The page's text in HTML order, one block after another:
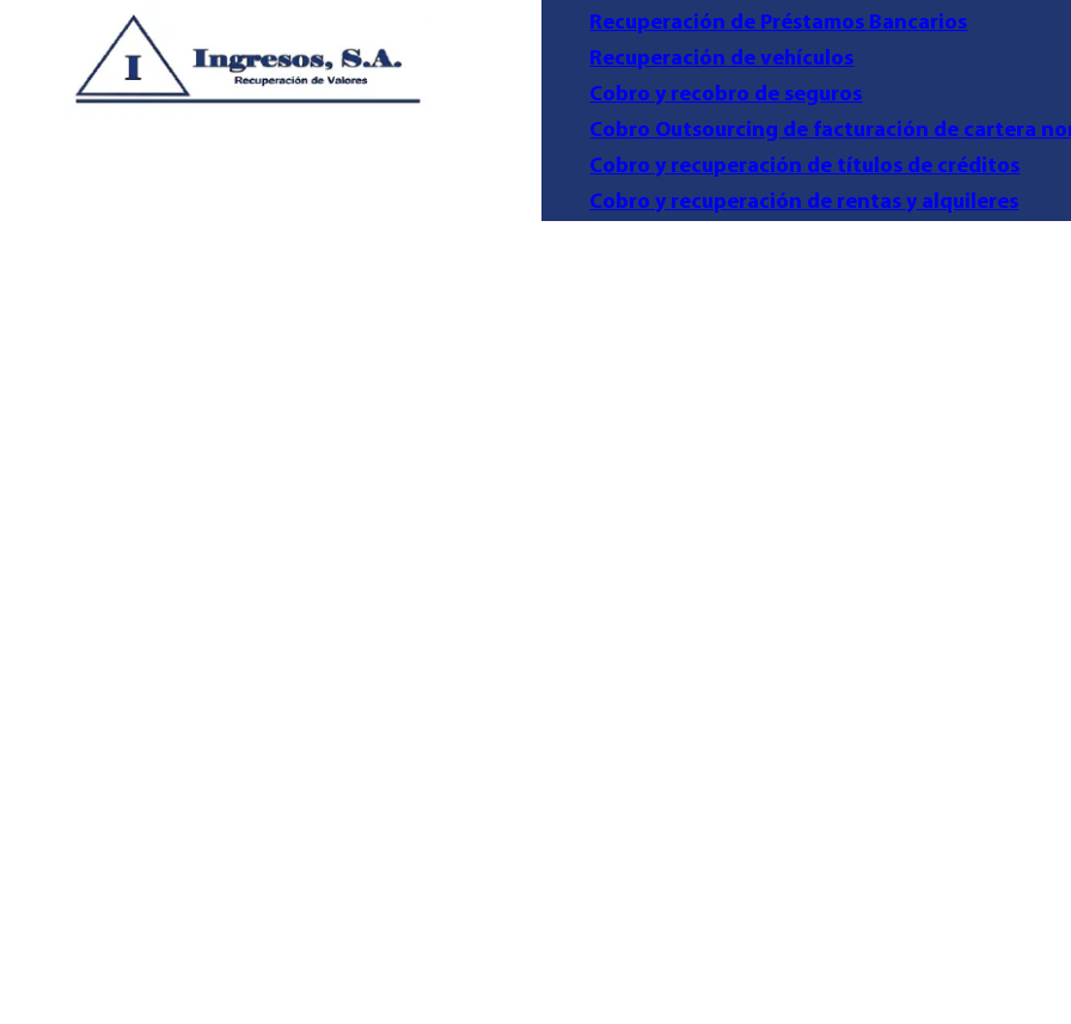
Recuperación de Préstamos Bancarios
Recuperación de vehículos
Cobro y recobro de seguros
Cobro Outsourcing de facturación de cartera
Cobro y recuperación de títulos de créditos
Cobro y recuperación de rentas y alquileres